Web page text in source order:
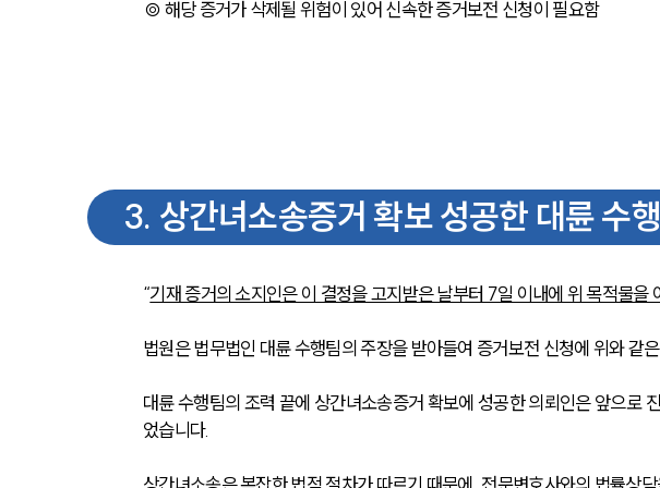
◎ 해당 증거가 삭제될 위험이 있어 신속한 증거보전 신청이 필요함
3. 상간녀소송증거 확보 성공한 대륜 수
“기재 증거의 소지인은 이 결정을 고지받은 날부터 7일 이내에 위 목적물을
법원은 법무법인 대륜 수행팀의 주장을 받아들여 증거보전 신청에 위와 같
대륜 수행팀의 조력 끝에 상간녀소송증거 확보에 성공한 의뢰인은 앞으로
었습니다.